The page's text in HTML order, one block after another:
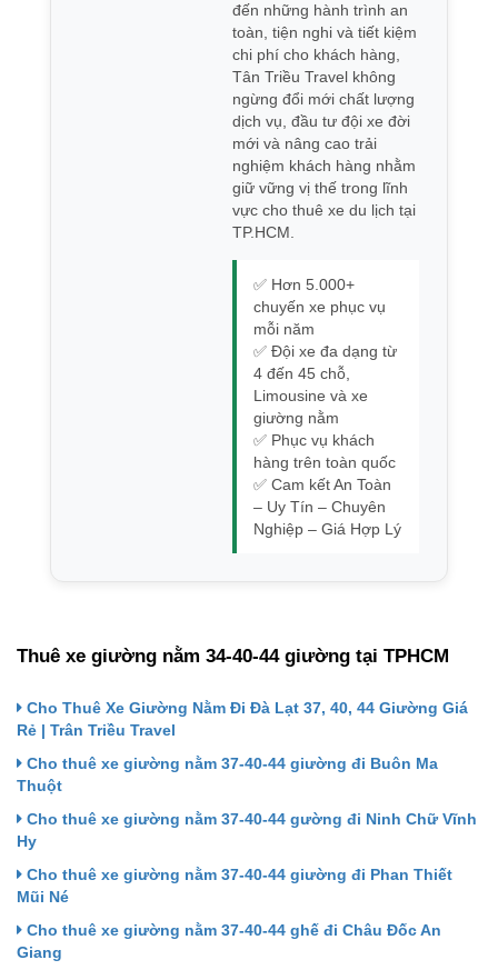
đến những hành trình an
toàn, tiện nghi và tiết kiệm
chi phí cho khách hàng,
Tân Triều Travel không
ngừng đổi mới chất lượng
dịch vụ, đầu tư đội xe đời
mới và nâng cao trải
nghiệm khách hàng nhằm
giữ vững vị thế trong lĩnh
vực cho thuê xe du lịch tại
TP.HCM.
✅ Hơn 5.000+
chuyến xe phục vụ
mỗi năm
✅ Đội xe đa dạng từ
4 đến 45 chỗ,
Limousine và xe
giường nằm
✅ Phục vụ khách
hàng trên toàn quốc
✅ Cam kết An Toàn
– Uy Tín – Chuyên
Nghiệp – Giá Hợp Lý
Thuê xe giường nằm 34-40-44 giường tại TPHCM
Cho Thuê Xe Giường Nằm Đi Đà Lạt 37, 40, 44 Giường Giá
Rẻ | Trân Triều Travel
Cho thuê xe giường nằm 37-40-44 giường đi Buôn Ma
Thuột
Cho thuê xe giường nằm 37-40-44 gường đi Ninh Chữ Vĩnh
Hy
Cho thuê xe giường nằm 37-40-44 giường đi Phan Thiết
Mũi Né
Cho thuê xe giường nằm 37-40-44 ghế đi Châu Đốc An
Giang